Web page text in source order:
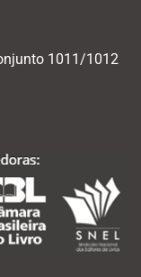
1011/1012